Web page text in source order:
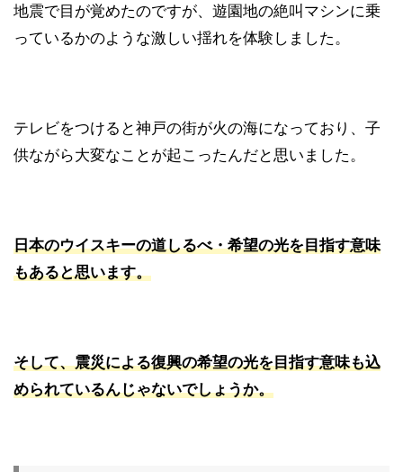
地震で目が覚めたのですが、遊園地の絶叫マシンに乗
っているかのような激しい揺れを体験しました。
テレビをつけると神戸の街が火の海になっており、子
供ながら大変なことが起こったんだと思いました。
日本のウイスキーの道しるべ・希望の光を目指す意味
もあると思います。
そして、震災による復興の希望の光を目指す意味も込
められているんじゃないでしょうか。